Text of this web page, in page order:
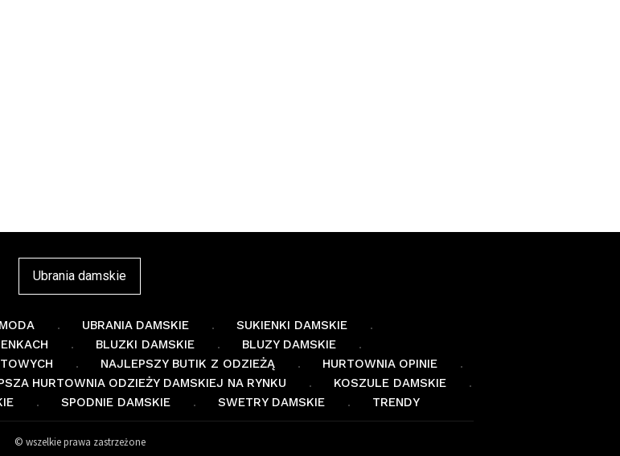
Ubrania damskie
MODA UBRANIA DAMSKIE
SUKIENKI DAMSKIE
BLUZKI DAMSKIE
BLUZY DAMSKIE
NAJLEPSZY BUTIK Z ODZIEŻĄ
HURTOWNIA OPINIE
HURTOWNIA ODZIEŻY DAMSKIEJ NA RYNKU
KOSZULE DAMSKIE
SPODNIE DAMSKIE SWETRY DAMSKIE TRENDY
© wszelkie prawa zastrzeżone